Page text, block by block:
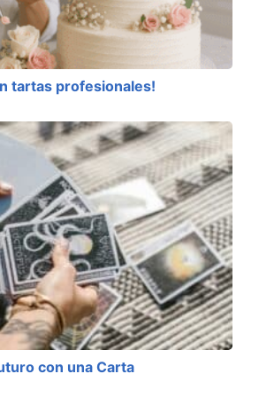
tartas profesionales!
con una Carta